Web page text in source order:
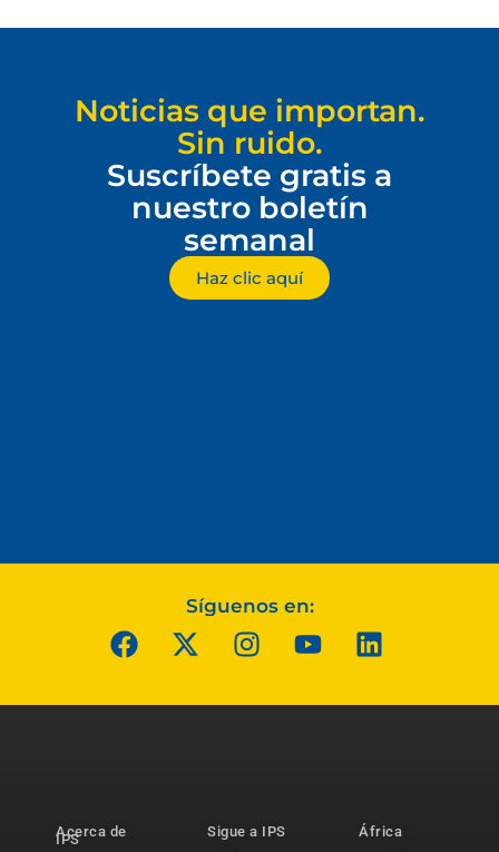
Noticias que importan.
Sin ruido.
Suscríbete gratis a
nuestro boletín
semanal
Haz clic aquí
Síguenos en:
Acerca de
IPS
Sigue a IPS
África